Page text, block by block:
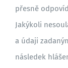
přesně
Jakýkoli
a údaji
následek